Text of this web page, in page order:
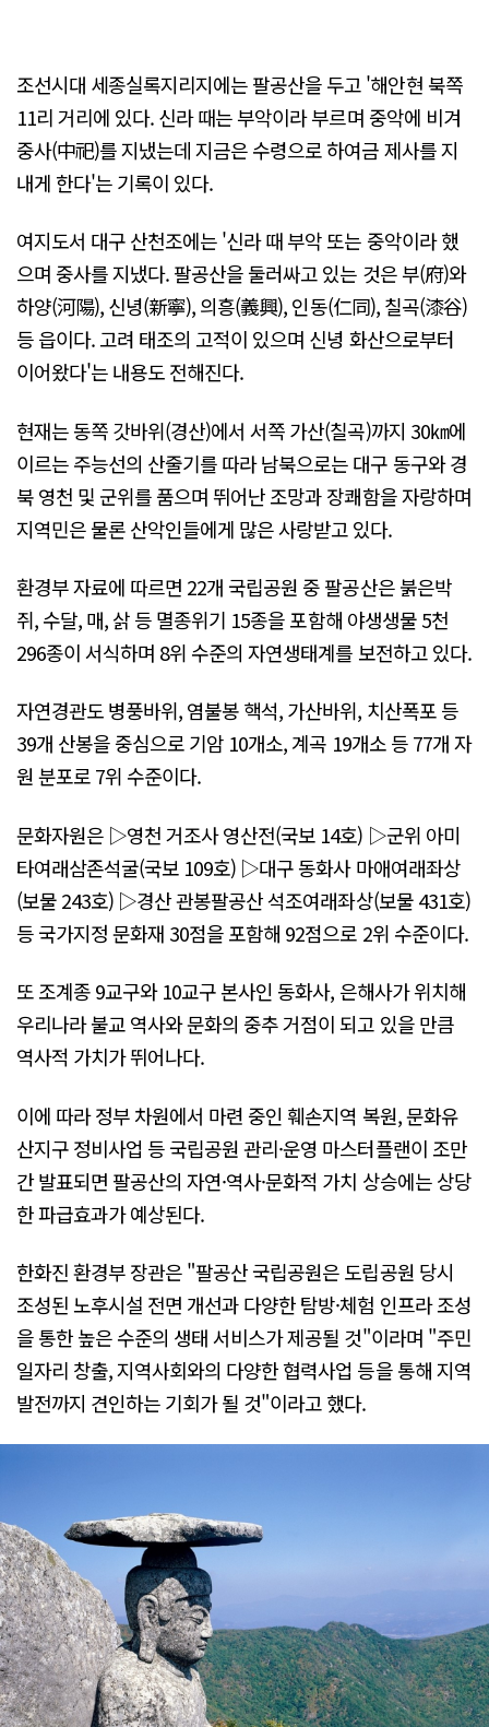
조선시대 세종실록지리지에는 팔공산을 두고 '해안현 북쪽
11리 거리에 있다. 신라 때는 부악이라 부르며 중악에 비겨
중사(中祀)를 지냈는데 지금은 수령으로 하여금 제사를 지
내게 한다'는 기록이 있다.
여지도서 대구 산천조에는 '신라 때 부악 또는 중악이라 했
으며 중사를 지냈다. 팔공산을 둘러싸고 있는 것은 부(府)와
하양(河陽), 신녕(新寧), 의흥(義興), 인동(仁同), 칠곡(漆谷)
등 읍이다. 고려 태조의 고적이 있으며 신녕 화산으로부터
이어왔다'는 내용도 전해진다.
현재는 동쪽 갓바위(경산)에서 서쪽 가산(칠곡)까지 30㎞에
이르는 주능선의 산줄기를 따라 남북으로는 대구 동구와 경
북 영천 및 군위를 품으며 뛰어난 조망과 장쾌함을 자랑하며
지역민은 물론 산악인들에게 많은 사랑받고 있다.
환경부 자료에 따르면 22개 국립공원 중 팔공산은 붉은박
쥐, 수달, 매, 삵 등 멸종위기 15종을 포함해 야생생물 5천
296종이 서식하며 8위 수준의 자연생태계를 보전하고 있다.
자연경관도 병풍바위, 염불봉 핵석, 가산바위, 치산폭포 등
39개 산봉을 중심으로 기암 10개소, 계곡 19개소 등 77개 자
원 분포로 7위 수준이다.
문화자원은 ▷영천 거조사 영산전(국보 14호) ▷군위 아미
타여래삼존석굴(국보 109호) ▷대구 동화사 마애여래좌상
(보물 243호) ▷경산 관봉팔공산 석조여래좌상(보물 431호)
등 국가지정 문화재 30점을 포함해 92점으로 2위 수준이다.
또 조계종 9교구와 10교구 본사인 동화사, 은해사가 위치해
우리나라 불교 역사와 문화의 중추 거점이 되고 있을 만큼
역사적 가치가 뛰어나다.
이에 따라 정부 차원에서 마련 중인 훼손지역 복원, 문화유
산지구 정비사업 등 국립공원 관리·운영 마스터플랜이 조만
간 발표되면 팔공산의 자연·역사·문화적 가치 상승에는 상당
한 파급효과가 예상된다.
한화진 환경부 장관은 "팔공산 국립공원은 도립공원 당시
조성된 노후시설 전면 개선과 다양한 탐방·체험 인프라 조성
을 통한 높은 수준의 생태 서비스가 제공될 것"이라며 "주민
일자리 창출, 지역사회와의 다양한 협력사업 등을 통해 지역
발전까지 견인하는 기회가 될 것"이라고 했다.